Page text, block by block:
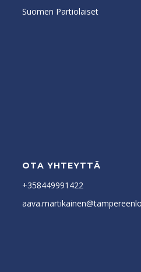
Suomen Partiolaiset
OTA YHTEYTTÄ
+358449991422